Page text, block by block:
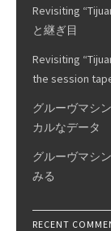
Revisiting
と継ぎ目
Revisiting
the session
グルーヴマシ
カルなデータ
グルーヴマシ
みる
RECENT